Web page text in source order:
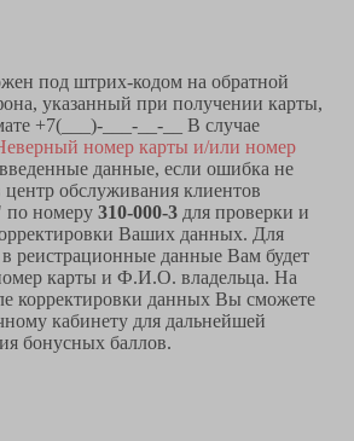
под штрих-кодом на обратной
указанный при получении карты,
+7(___)-___-__-__ В случае
номер карты и/или номер
данные, если ошибка не
центр обслуживания клиентов
номеру 310-000-3 для проверки и
Ваших данных. Для
реистрационные данные Вам будет
карты и Ф.И.О. владельца. На
корректировки данных Вы сможете
кабинету для дальнейшей
бонусных баллов.